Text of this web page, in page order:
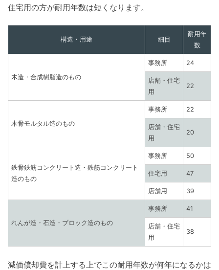
住宅用の方が耐用年数は短くなります。
構造・用途 細目
耐用年
数
木造・合成樹脂造のもの
事務所 24
店舗・住宅
用
22
木骨モルタル造のもの
事務所 22
店舗・住宅
用
20
鉄骨鉄筋コンクリート造・鉄筋コンクリート
造のもの
事務所 50
住宅用 47
店舗用 39
れんが造・石造・ブロック造のもの
事務所 41
店舗・住宅
用
38
減価償却費を計上する上でこの耐用年数が何年になるかは